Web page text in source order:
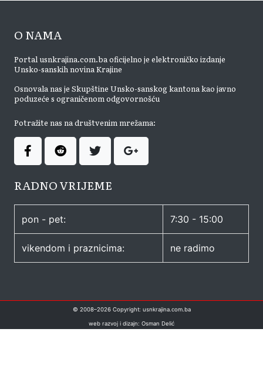
O NAMA
Portal usnkrajina.com.ba oficijelno je elektroničko izdanje
Unsko-sanskih novina Krajine
Osnovala nas je Skupštine Unsko-sanskog kantona kao javno
poduzeće s ograničenom odgovornošću
Potražite nas na društvenim mrežama:
RADNO VRIJEME
pon - pet: 7:30 - 15:00
vikendom i praznicima: ne radimo
© 2008–2026Copyright: usnkrajina.com.ba
web razvoj i dizajn: Osman Delić